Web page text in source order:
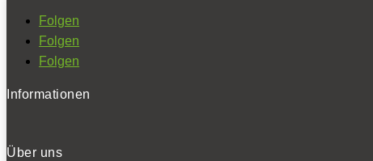
Folgen
Folgen
Folgen
Informationen
Über uns